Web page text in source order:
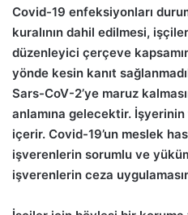
Covid-19 enfeksiyonları
kuralının dahil edilmesi,
düzenleyici çerçeve
yönde kesin kanıt
Sars-CoV-2’ye maruz
anlamına gelecektir. İşyerinin
içerir. Covid-19’un meslek
işverenlerin sorumlu ve
işverenlerin ceza